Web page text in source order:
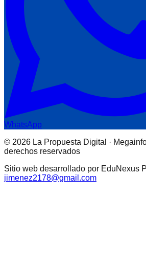
WhatsApp
© 2026 La Propuesta Digital ·
derechos reservados
Sitio web desarrollado por EduNexus
jimenez2178@gmail.com